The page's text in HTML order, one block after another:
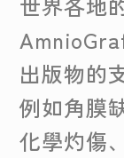
出版物的
例如角膜
化學灼傷